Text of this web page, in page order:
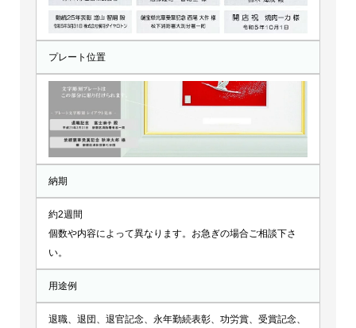
プレート位置
納期
約2週間
個数や内容によって異なります。お急ぎの場合ご相談下さ
い。
用途例
退職、退団、退官記念、永年勤続表彰、功労賞、受賞記念、